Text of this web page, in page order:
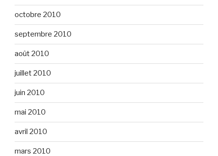
octobre 2010
septembre 2010
août 2010
juillet 2010
juin 2010
mai 2010
avril 2010
mars 2010